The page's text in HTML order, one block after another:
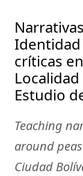
Identidad
críticas
Estudio
Teaching
around
Ciudad